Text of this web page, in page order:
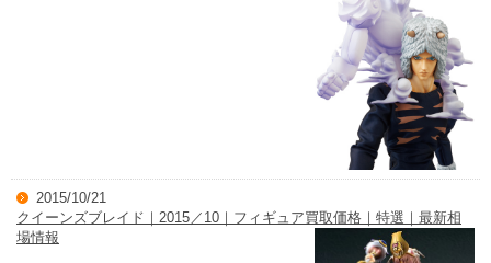
2015/10/21
クイーンズブレイド｜2015／10｜フィギュア買取価格｜特選｜最新相
場情報